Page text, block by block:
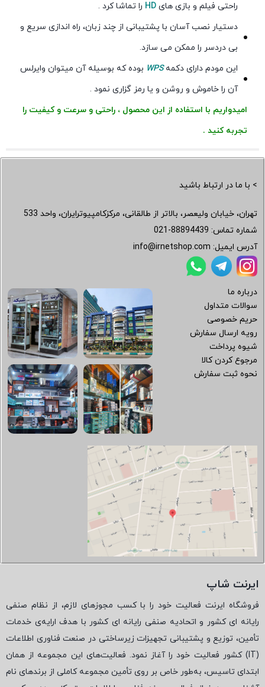
راحتی فیلم و بازی های HD را تماشا کرد .
دستیار نصب آسان با پشتیبانی از چند زبان، راه اندازی سریع و
بی دردسر را ممکن می سازد.
این مودم دارای دکمهWPS بوده که بوسیله آن میتوان وایرلس
آن را خاموش و روشن و یا رمز گزاری نمود .
امیدواریم با استفاده از این محصول ، راحتی و سرعت و کیفیت را
تجربه کنید .
> با ما در ارتباط باشید
تهران، خیابان ولیعصر، بالاتر از طالقانی، مرکزکامپیوترایران، واحد 533
شماره تماس: 021-88894439
آدرس ایمیل: info@irnetshop.com
درباره ما
سوالات متداول
حریم خصوصی
رویه ارسال سفارش
شیوه پرداخت
مرجوع کردن کالا
نحوه ثبت سفارش
ایرنت شاپ
فروشگاه ایرنت فعالیت خود را با کسب مجوزهای لازم، از نظام صنفی
رایانه ای کشور و اتحادیه صنفی رایانه ای کشور با هدف ارایه‌ی خدمات
تأمین، توزیع و پشتیبانی تجهیزات زیرساختی در صنعت فناوری اطلاعات
(
IT) کشور فعالیت خود را آغاز نمود. فعالیت‌های این مجموعه از همان
ابتدای تاسیس، به‌طور خاص بر روی تأمین مجموعه کاملی از برندهای نام